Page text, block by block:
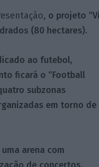
o projeto
(80 hectares).
ao futebol,
ficará o “Football
subzonas
em torno de
arena com